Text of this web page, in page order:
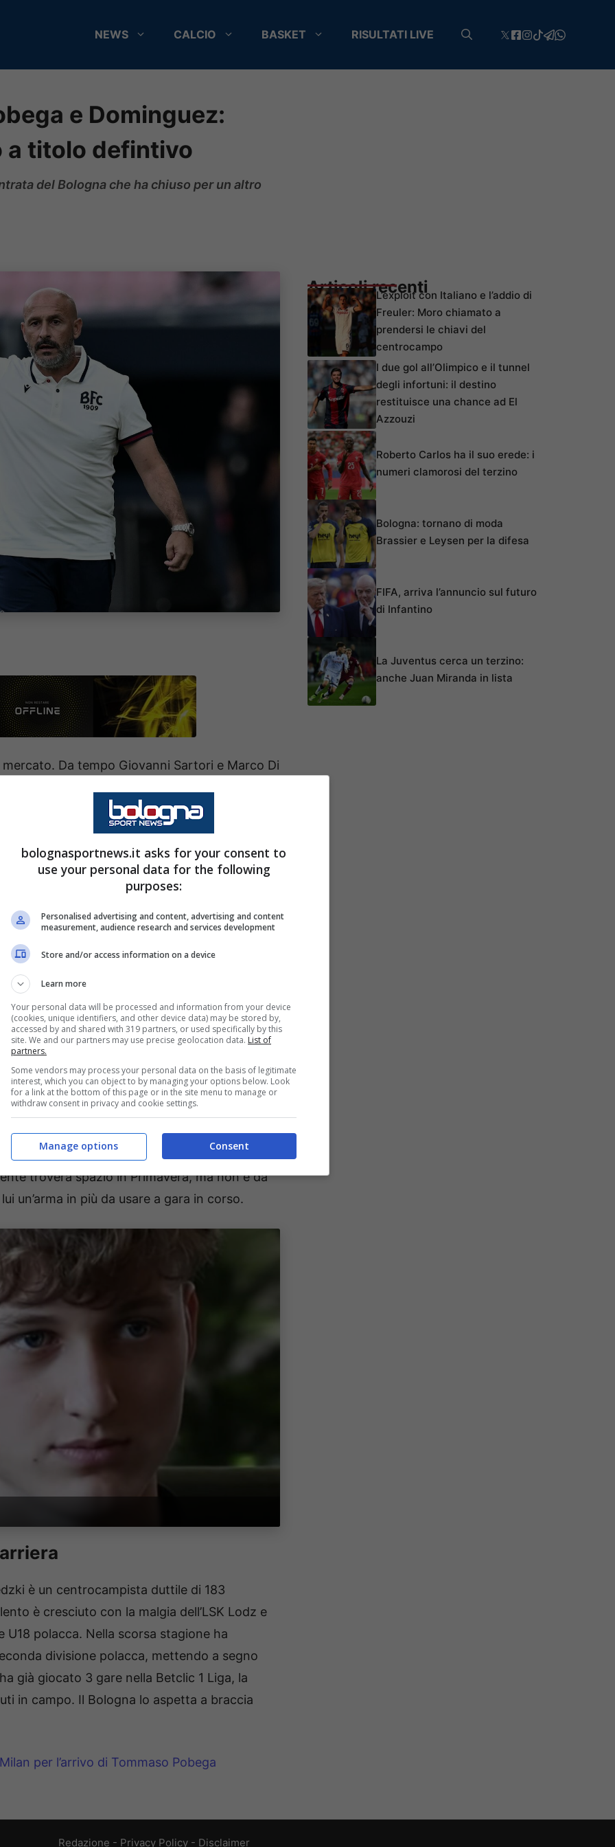
NEWS CALCIO BASKET RISULTATI LIVE
e Dominguez:
a titolo defintivo
del Bologna che ha chiuso per un altro
Da tempo Giovanni Sartori e Marco Di
Una volta sfumato Logan Costa che è
rossoblù restano vigili per altri profili che
di Vincenzo Italiano. Ma dopo avervi
a Tommaso Pobega dal Milan e aBenjamin
rossoblù ha chiuso un altro colpo di
centrocampista classe
i dettagli per portare in rossoblù Tommaso
la conferma di Matteo Moretto per
con la formula del prestito con diritto di
è finita qui. Perché come riportato da Fabrizio
di mercato, questa volta in prospettiva. Si
classe 2006 in arrivo dall’ LKS Lodz. Il
per intenderci. Centrocampista centrale,
fa della duttilità il suo punto di forza. Il
troverà spazio in Primavera, ma non è da
un’arma in più da usare a gara in corso.
è un centrocampista duttile di 183
è cresciuto con la malgia dell’LSK Lodz e
polacca. Nella scorsa stagione ha
divisione polacca, mettendo a segno
già giocato 3 gare nella Betclic 1 Liga, la
in campo. Il Bologna lo aspetta a braccia
per l’arrivo di Tommaso Pobega
Articoli recentiL’exploit con Italiano e l’addio di
Freuler: Moro chiamato a
prendersi le chiavi del
centrocampo
I due gol all’Olimpico e il tunnel
degli infortuni: il destino
restituisce una chance ad El
Azzouzi
Roberto Carlos ha il suo erede: i
numeri clamorosi del terzino
Bologna: tornano di moda
Brassier e Leysen per la difesa
FIFA, arriva l’annuncio sul futuro
di Infantino
La Juventus cerca un terzino:
anche Juan Miranda in lista
Redazione - Privacy Policy- Disclaimer
bolognasportnews.it asks for your consent to
use your personal data for the following
purposes:
Personalised advertising and content, advertising and content
measurement, audience research and services development
Store and/or access information on a device
Learn more
Your personal data will be processed and information from your device
(cookies, unique identifiers, and other device data) may be stored by,
accessed by and shared with 319 partners, or used specifically by this
site. We and our partners may use precise geolocation data. List of
partners.
Some vendors may process your personal data on the basis of legitimate
interest, which you can object to by managing your options below. Look
for a link at the bottom of this page or in the site menu to manage or
withdraw consent in privacy and cookie settings.
Consent
Manage options